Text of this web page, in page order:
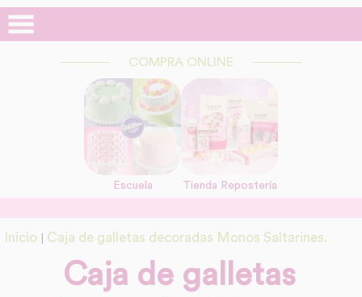
COMPRA ONLINE
Escuela Tienda Repostería
Inicio Caja de galletas decoradas Monos Saltarines.
Caja de galletas
Destinatarios:
link